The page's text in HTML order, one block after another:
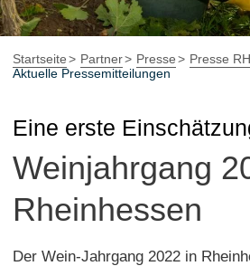
Startseite Partner Presse
Presse
Aktuelle Pressemitteilungen
Eine erste
Weinjahrgang
Rheinhessen
Der Wein-Jahrgang 2022 in